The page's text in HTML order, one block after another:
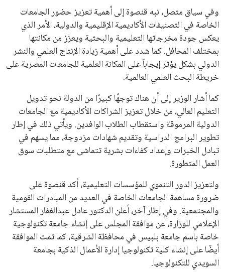
وفي سياق متصل، نبه قنصوة إلى أهمية تعزيز حضور الجامعات
الخاصة في التصنيفات الأكاديمية الإقليمية والدولية، الأمر الذي
يعكس جودة مخرجاتها التعليمية والبحثية ويعزز من مكانتها
بمختلف المحافل. كما شدد على أهمية زيادة الإنتاج العلمي والنشر
الدولي بشكل يؤثر إيجاباً على المكانة العلمية للجامعات المصرية على
خريطة البحث العلمي العالمية.
كما أشار الوزير إلى أن هناك توجهًا كبيرًا من الدولة نحو تدويل
التعليم العالي، من خلال تعزيز الشراكات الأكاديمية مع الجامعات
الدولية المرموقة واستقطاب الطلاب الوافدين. ويأتي ذلك في إطار
تطوير البرامج الدراسية وتقديم شهادات مزدوجة، مما يسهم في
تبادل الخبرات وإعداد كفاءات بشرية تتماشى مع متطلبات سوق
العمل المتطورة.
ولتعزيز الدور التنموي للمؤسسات التعليمية، أكد قنصوة على
ضرورة مساهمة الجامعات الخاصة في العديد من المبادرات القومية
والمجتمعية. وفي إطار آخر، أعلن الدكتور عادل عبدالغفار المستشار
الإعلامي للوزارة، عن موافقة المجلس على إنشاء جامعة تكنولوجية
خاصة باسم جامعة بلبيس في محافظة الشرقية، كما تمت الموافقة
أيضًا على إنشاء كلية تكنولوجيا إدارة الأعمال الذكية بجامعة
السويدي للتكنولوجيا.